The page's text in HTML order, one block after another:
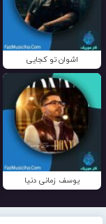
اشوان تو کجایی
یوسف زمانی دنیا